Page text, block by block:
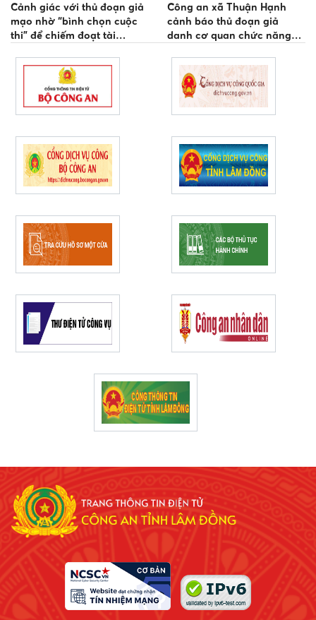
Cảnh giác với thủ đoạn giả
mạo nhờ “bình chọn cuộc
thi” để chiếm đoạt tài
Công an xã Thuận Hạnh
cảnh báo thủ đoạn giả
danh cơ quan chức năng
tin bảo hiểm y tế để chiếm
đoạt tài sản